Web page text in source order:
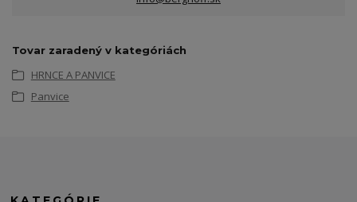
Tovar zaradený v kategóriách
HRNCE A PANVICE
Panvice